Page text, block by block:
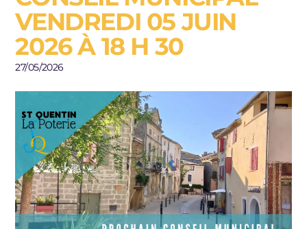
VENDREDI 05 JUIN
2026 À 18 H 30
27/05/2026